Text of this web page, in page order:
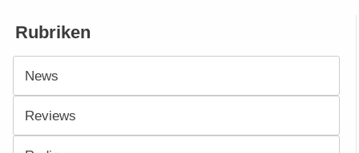
Rubriken
News
Reviews